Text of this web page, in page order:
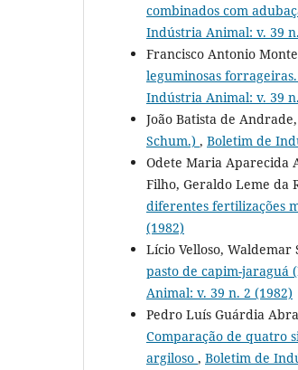
combinados com
Indústria Animal: v. 39
Francisco Antonio
leguminosas
Indústria Animal: v. 39
João Batista de
Schum.) , Boletim de
Odete Maria Aparecida
Filho, Geraldo Leme da
diferentes fertilizações
(1982)
Lício Velloso,
pasto de capim-jaraguá
Animal: v. 39 n. 2 (1982)
Pedro Luís Guárdia
Comparação de quatro
argiloso , Boletim de